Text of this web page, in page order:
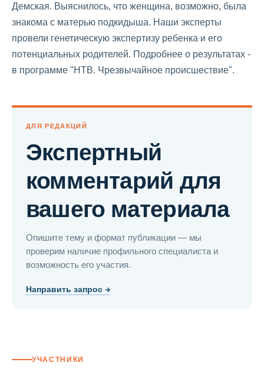
Демская. Выяснилось, что женщина, возможно, была
знакома с матерью подкидыша. Наши эксперты
провели генетическую экспертизу ребенка и его
потенциальных родителей. Подробнее о результатах -
в программе "НТВ. Чрезвычайное происшествие".
ДЛЯ РЕДАКЦИЙ
Экспертный
комментарий для
вашего материала
Опишите тему и формат публикации — мы
проверим наличие профильного специалиста и
возможность его участия.
Направить запрос →
УЧАСТНИКИ